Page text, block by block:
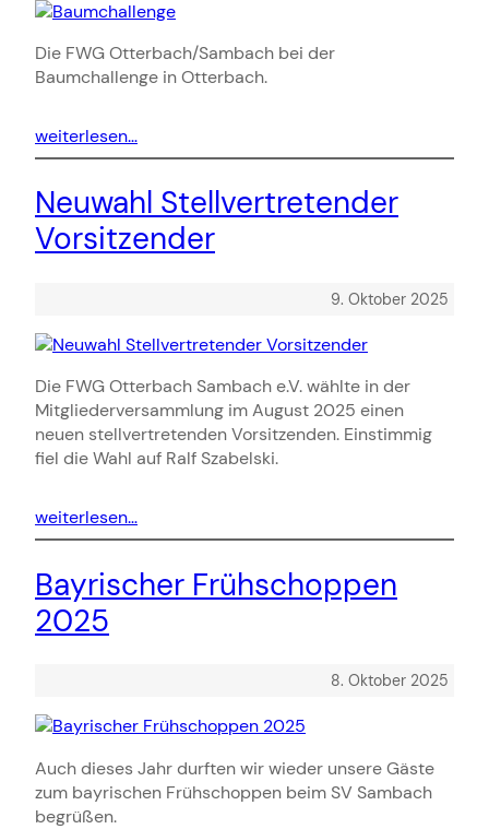
Die FWG Otterbach/Sambach bei der
Baumchallenge in Otterbach.
weiterlesen…
Neuwahl Stellvertretender
Vorsitzender
9. Oktober 2025
Die FWG Otterbach Sambach e.V. wählte in der
Mitgliederversammlung im August 2025 einen
neuen stellvertretenden Vorsitzenden. Einstimmig
fiel die Wahl auf Ralf Szabelski.
weiterlesen…
Bayrischer Frühschoppen
2025
8. Oktober 2025
Auch dieses Jahr durften wir wieder unsere Gäste
zum bayrischen Frühschoppen beim SV Sambach
begrüßen.